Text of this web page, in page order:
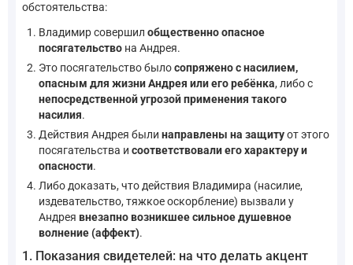
обстоятельства:
Владимир совершил общественно опасное
посягательство на Андрея.
Это посягательство былосопряжено с насилием,
опасным для жизни Андрея или его ребёнка, либо с
непосредственной угрозой применения такого
насилия.
Действия Андрея были направлены на защитуот этого
посягательства и соответствовали его характеру и
опасности.
Либо доказать, что действия Владимира (насилие,
издевательство, тяжкое оскорбление) вызвали у
Андрея внезапно возникшее сильное душевное
волнение (аффект).
1. Показания свидетелей: на что делать акцент